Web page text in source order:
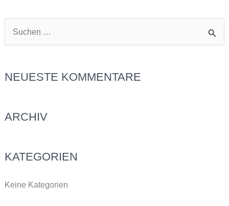
h
n
h
NEUESTE KOMMENTARE
ARCHIV
KATEGORIEN
Keine Kategorien